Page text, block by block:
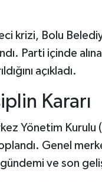
krizi, Bolu
Parti içinde
açıkladı.
Kararı
Yönetim Kurulu
Genel
ve son